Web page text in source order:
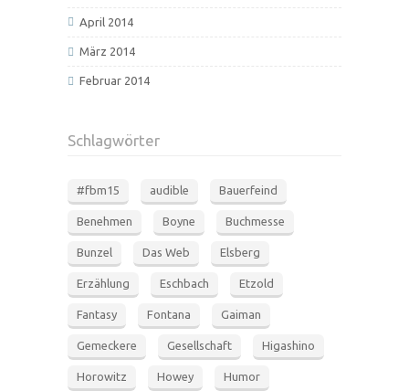
April 2014
März 2014
Februar 2014
Schlagwörter
#fbm15 audible Bauerfeind
Benehmen Boyne Buchmesse
Bunzel Das Web Elsberg
Erzählung Eschbach Etzold
Fantasy Fontana Gaiman
Gemeckere Gesellschaft Higashino
Horowitz Howey Humor